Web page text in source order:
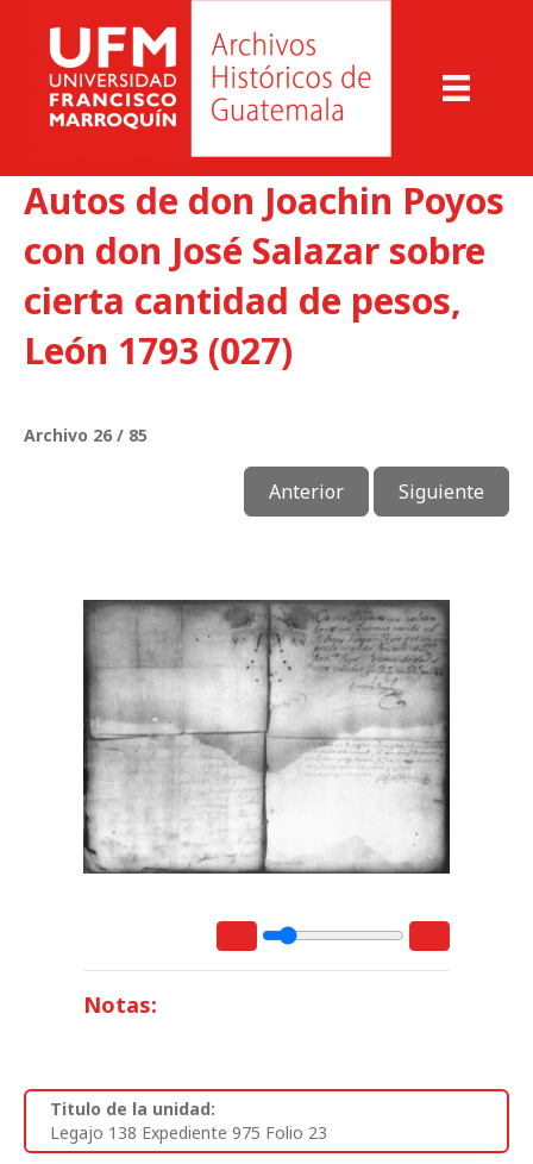
Autos de don Joachin Poyos
con don José Salazar sobre
cierta cantidad de pesos,
León 1793 (027)
Archivo 26 / 85
Anterior Siguiente
Notas:
Titulo de la unidad:
Legajo 138 Expediente 975 Folio 23